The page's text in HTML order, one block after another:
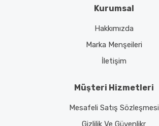
Kurumsal
Hakkımızda
Marka Menşeileri
İletişim
Müşteri Hizmetleri
Mesafeli Satış Sözleşmesi
Gizlilik Ve Güvenlikr